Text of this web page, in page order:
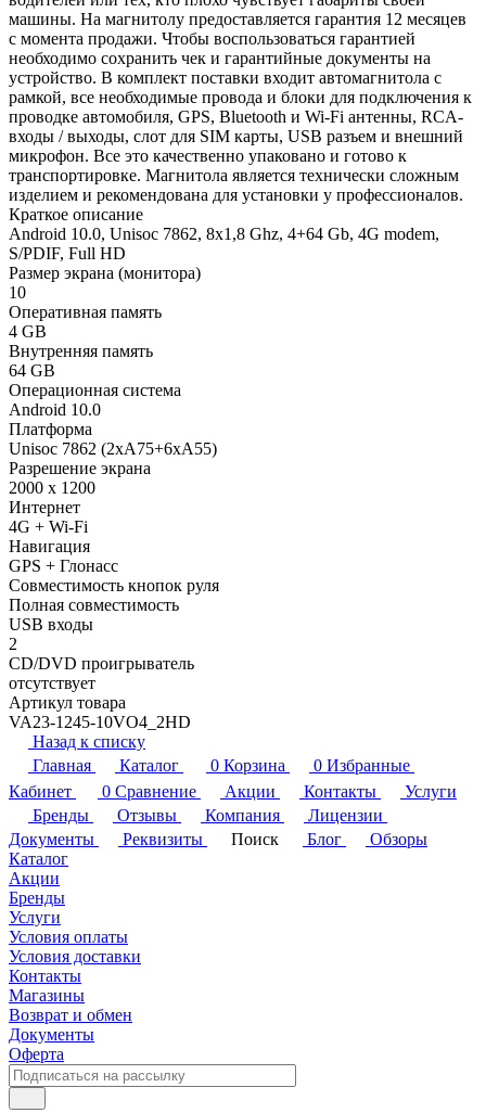
машины. На магнитолу предоставляется гарантия 12 месяцев
с момента продажи. Чтобы воспользоваться гарантией
необходимо сохранить чек и гарантийные документы на
устройство. В комплект поставки входит автомагнитола с
рамкой, все необходимые провода и блоки для подключения к
проводке автомобиля, GPS, Bluetooth и Wi-Fi антенны, RCA-
входы / выходы, слот для SIM карты, USB разъем и внешний
микрофон. Все это качественно упаковано и готово к
транспортировке. Магнитола является технически сложным
изделием и рекомендована для установки у профессионалов.
Краткое описание
Android 10.0, Unisoc 7862, 8х1,8 Ghz, 4+64 Gb, 4G modem,
S/PDIF, Full HD
Размер экрана (монитора)
10
Оперативная память
4 GB
Внутренняя память
64 GB
Операционная система
Android 10.0
Платформа
Unisoc 7862 (2xA75+6xA55)
Разрешение экрана
2000 x 1200
Интернет
4G + Wi-Fi
Навигация
GPS + Глонасс
Совместимость кнопок руля
Полная совместимость
USB входы
2
CD/DVD проигрыватель
отсутствует
Артикул товара
VA23-1245-10VO4_2HD
Назад к списку
Главная
Каталог 0 Корзина 0 Избранные
Кабинет
0 Сравнение Акции Контакты
Услуги
Бренды
Отзывы Компания
Лицензии
Документы
Реквизиты Поиск Блог
Обзоры
Каталог
Акции
Бренды
Услуги
Условия оплаты
Условия доставки
Контакты
Магазины
Возврат и обмен
Документы
Оферта